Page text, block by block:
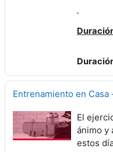
Entrenamiento en Casa
El
ánimo y
estos